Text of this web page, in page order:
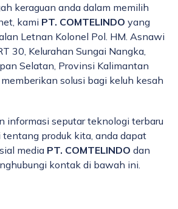
keraguan anda dalam memilih
kami PT. COMTELINDO yang
Letnan Kolonel Pol. HM. Asnawi
30, Kelurahan Sungai Nangka,
Selatan, Provinsi Kalimantan
solusi bagi keluh kesah
informasi seputar teknologi terbaru
produk kita, anda dapat
media PT. COMTELINDO dan
kontak di bawah ini.